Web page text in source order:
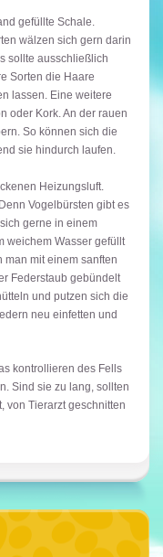
gefüllte Schale.
wälzen sich gern darin
sollte ausschließlich
Sorten die Haare
lassen. Eine weitere
oder Kork. An der rauen
So können sich die
sie hindurch laufen.
Heizungsluft.
Vogelbürsten gibt es
gerne in einem
weichem Wasser gefüllt
mit einem sanften
Federstaub gebündelt
und putzen sich die
neu einfetten und
kontrollieren des Fells
Sind sie zu lang, sollten
von Tierarzt geschnitten